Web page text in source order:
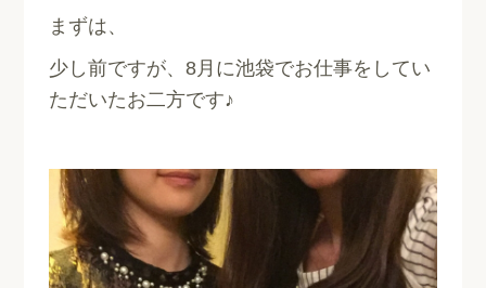
まずは、
少し前ですが、8月に池袋でお仕事をしてい
ただいたお二方です♪